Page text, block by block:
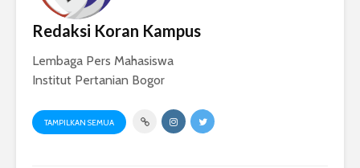
Redaksi Koran Kampus
Lembaga Pers Mahasiswa
Institut Pertanian Bogor
TAMPILKAN SEMUA